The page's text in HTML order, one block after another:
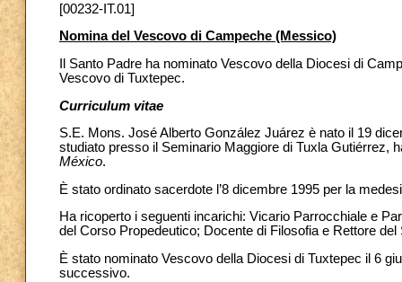
[00232-IT.01]
Nomina del Vescovo di Campeche (Messico)
Il Santo Padre ha nominato Vescovo della Diocesi di
Vescovo di Tuxtepec.
Curriculum vitae
S.E. Mons. José Alberto González Juárez è nato il 19
studiato presso il Seminario Maggiore di Tuxla Gutiérrez,
México.
È stato ordinato sacerdote l’8 dicembre 1995 per la
Ha ricoperto i seguenti incarichi: Vicario Parrocchiale e
del Corso Propedeutico; Docente di Filosofia e Rettore
È stato nominato Vescovo della Diocesi di Tuxtepec il 6
successivo.